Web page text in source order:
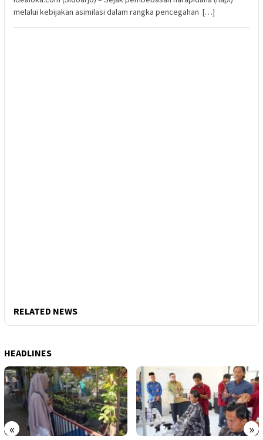
melalui kebijakan asimilasi dalam rangka pencegahan […]
RELATED NEWS
HEADLINES
« »